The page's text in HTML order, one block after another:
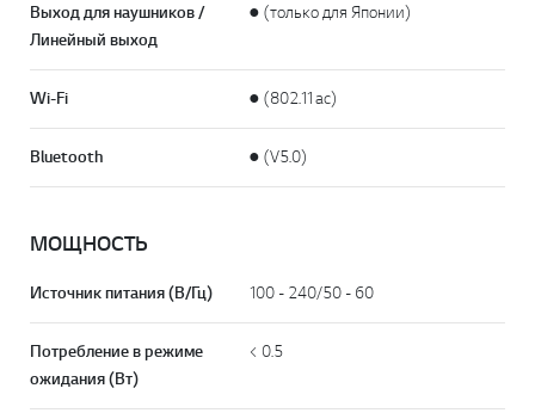
Выход для наушников /
Линейный выход
● (только для Японии)
Wi-Fi ● (802.11ac)
Bluetooth ● (V5.0)
МОЩНОСТЬ
Источник питания (В/Гц) 100 - 240/50 - 60
Потребление в режиме
ожидания (Вт)
< 0.5